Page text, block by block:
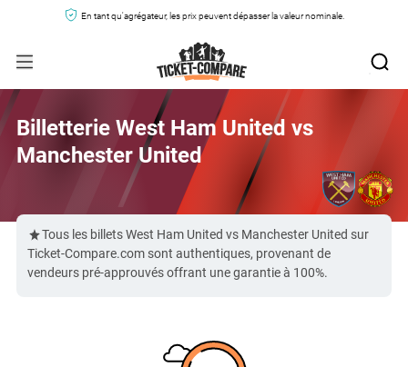
En tant qu'agrégateur, les prix peuvent dépasser la valeur nominale.
Billetterie West Ham United vs
Manchester United
Tous les billets West Ham United vs Manchester United sur
Ticket-Compare.com sont authentiques, provenant de
vendeurs pré-approuvés offrant une garantie à 100%.